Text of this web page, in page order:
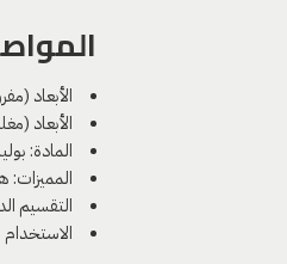
الأبعاد (مفرودة):
الأبعاد (مغلقة):
المادة:
التقسيم